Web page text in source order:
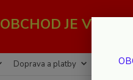
OBCHOD JE V
Doprava a platby Kontakty